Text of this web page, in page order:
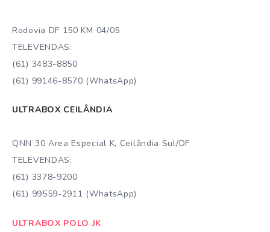
Rodovia DF 150 KM 04/05
TELEVENDAS:
(61) 3483-8850
(61) 99146-8570 (WhatsApp)
ULTRABOX CEILÂNDIA
QNN 30 Area Especial K, Ceilândia Sul/DF
TELEVENDAS:
(61) 3378-9200
(61) 99559-2911 (WhatsApp)
ULTRABOX POLO JK